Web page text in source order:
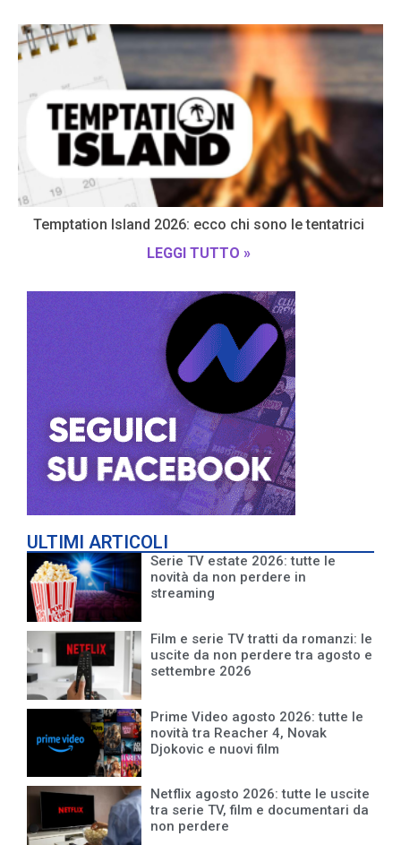
Temptation Island 2026: ecco chi sono le tentatrici
LEGGI TUTTO »
ULTIMI ARTICOLI
Serie TV estate 2026: tutte le
novità da non perdere in
streaming
Film e serie TV tratti da romanzi: le
uscite da non perdere tra agosto e
settembre 2026
Prime Video agosto 2026: tutte le
novità tra Reacher 4, Novak
Djokovic e nuovi film
Netflix agosto 2026: tutte le uscite
tra serie TV, film e documentari da
non perdere